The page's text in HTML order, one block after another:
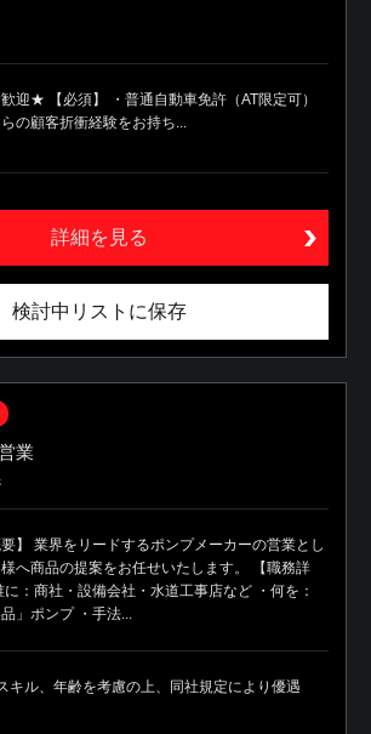
迎★ 【必須】 ・普通自動車免許（AT限定可）
の顧客折衝経験をお持ち...
詳細を見る
検討中リストに保存
業
要】 業界をリードするポンプメーカーの営業とし
へ商品の提案をお任せいたします。 【職務詳
に：商社・設備会社・水道工事店など ・何を：
品」ポンプ ・手法...
キル、年齢を考慮の上、同社規定により優遇